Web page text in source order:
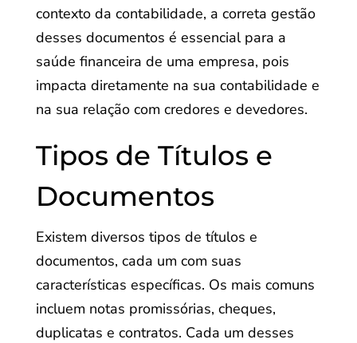
contexto da contabilidade, a correta gestão
desses documentos é essencial para a
saúde financeira de uma empresa, pois
impacta diretamente na sua contabilidade e
na sua relação com credores e devedores.
Tipos de Títulos e
Documentos
Existem diversos tipos de títulos e
documentos, cada um com suas
características específicas. Os mais comuns
incluem notas promissórias, cheques,
duplicatas e contratos. Cada um desses